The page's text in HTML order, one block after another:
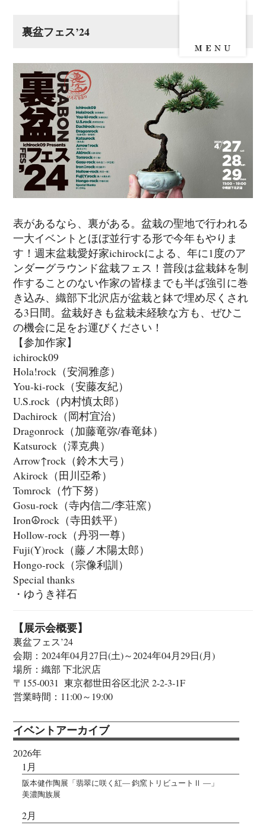
裏盆フェス’24
表があるなら、裏がある。盆栽の聖地で行われる
一大イベントとほぼ並行する形で今年もやりま
す！週末盆栽愛好家ichirockによる、年に1度のア
ンダーグラウンド盆栽フェス！普段は盆栽鉢を制
作することのない作家の皆様までも半ば強引に巻
き込み、織部下北沢店が盆栽と鉢で埋め尽くされ
る3日間。盆栽好きも盆栽未経験な方も、ぜひこ
の機会に足をお運びください！
【参加作家】
ichirock09
Hola!rock（安洞雅彦）
You-ki-rock（安藤友紀）
U.S.rock（内村慎太郎）
Dachirock（岡村宜治）
Dragonrock（加藤竜弥/春竜鉢）
Katsurock（澤克典）
Arrow↑rock（鈴木大弓）
Akirock（田川亞希）
Tomrock（竹下努）
Gosu-rock（寺内信二/李荘窯）
Iron☮rock（寺田鉄平）
Hollow-rock（丹羽一尊）
Fuji(Y)rock（藤ノ木陽太郎）
Hongo-rock（宗像利訓）
Special thanks
・ゆうき祥石
【展示会概要】
裏盆フェス’24
会期：2024年04月27日(土)～2024年04月29日(月)
場所：織部 下北沢店
〒155-0031 東京都世田谷区北沢 2-2-3-1F
営業時間：11:00～19:00
イベントアーカイブ
2026年
1月
阪本健作陶展「翡翠に咲く紅― 鈞窯トリビュートⅡ ―」
美濃陶族展
2月